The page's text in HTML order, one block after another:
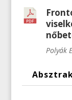
Polyák